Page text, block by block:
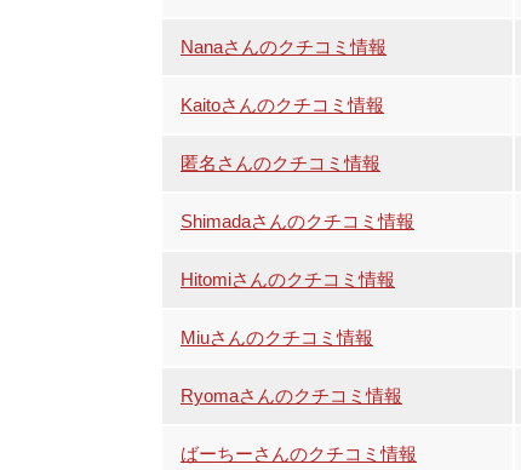
Nanaさんのクチコミ情報
Kaitoさんのクチコミ情報
匿名さんのクチコミ情報
Shimadaさんのクチコミ情報
Hitomiさんのクチコミ情報
Miuさんのクチコミ情報
Ryomaさんのクチコミ情報
ばーちーさんのクチコミ情報